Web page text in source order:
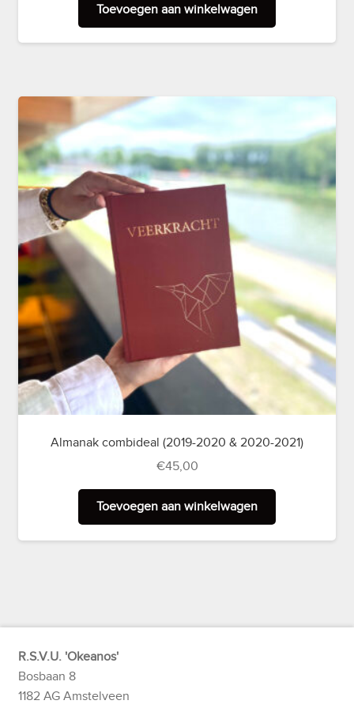
Toevoegen aan winkelwagen
Almanak combideal (2019-2020 & 2020-2021)
€45,00
Toevoegen aan winkelwagen
R.S.V.U. 'Okeanos'
Bosbaan 8
1182 AG Amstelveen